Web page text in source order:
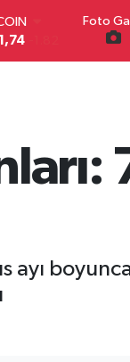
0.19
Foto
ayı